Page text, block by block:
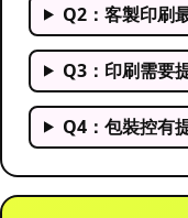
Q2：客製印刷
Q3：印刷需要
Q4：包裝控有